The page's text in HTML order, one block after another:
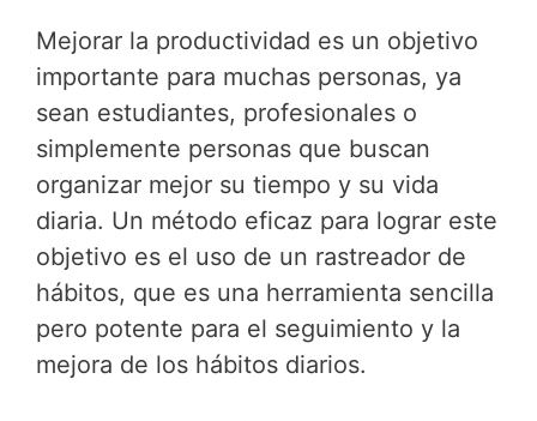
Mejorar la productividad es un objetivo
importante para muchas personas, ya
sean estudiantes, profesionales o
simplemente personas que buscan
organizar mejor su tiempo y su vida
diaria. Un método eficaz para lograr este
objetivo es el uso de un rastreador de
hábitos, que es una herramienta sencilla
pero potente para el seguimiento y la
mejora de los hábitos diarios.